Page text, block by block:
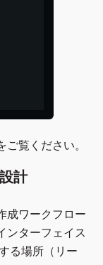
覧ください。
計
成ワークフロー
ンターフェイス
る場所（リー